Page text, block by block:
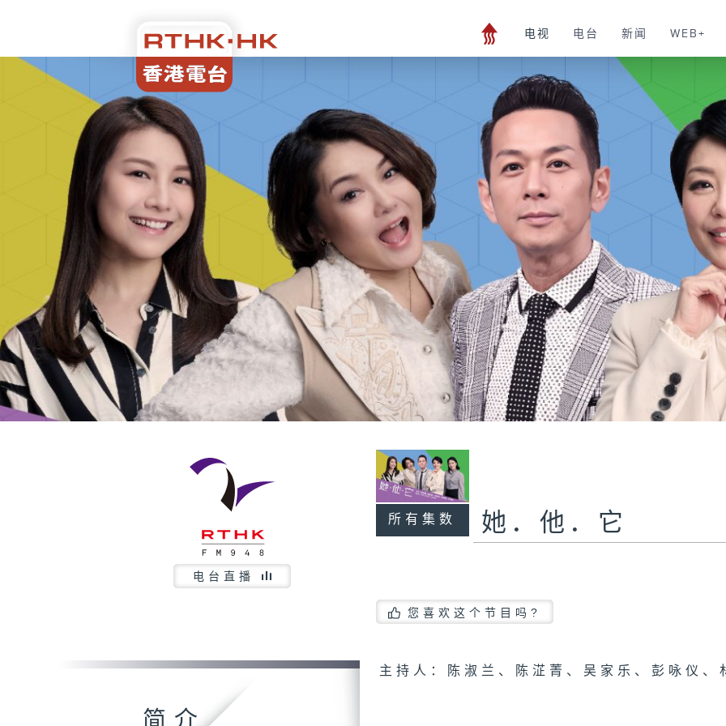
电视 电台 新闻 WEB+
电台直播
所有集数 她．他．它
您喜欢这个节目吗?
简介
主持人：陈淑兰、陈淽菁、吴家乐、彭咏仪、